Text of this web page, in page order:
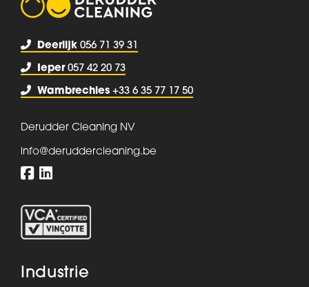
Deerlijk 056 71 39 31
Ieper057 42 20 73
Wambrechies +33 6 35 77 17 50
Derudder Cleaning NV
info@deruddercleaning.be
Industrie